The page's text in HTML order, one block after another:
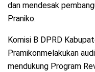
dan mendesak
Praniko.
Komisi B DPRD
Pramikonmelakukan
mendukung Program